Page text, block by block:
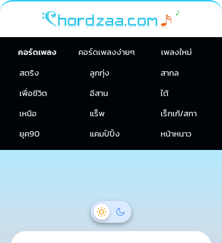
คอร์ดเพลง คอร์ดเพลงง่ายๆ
เพลงใหม่
สตริง
ลูกทุ่ง
สากล
เพื่อชีวิต
อีสาน
ใต้
เหนือ
แร็พ
เร็กเก้/สกา
ยุค90
แคมป์ปิ้ง หน้าหนาว